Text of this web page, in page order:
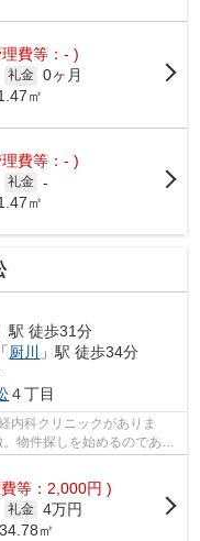
費等：- )
礼金 0ヶ月
㎡
費等：- )
礼金 -
㎡
」駅 徒歩31分
「厨川
」駅 徒歩34分
４丁目
内科クリニックがありま
物件探しを始めるのであれ
等：2,000円 )
礼金 4万円
㎡